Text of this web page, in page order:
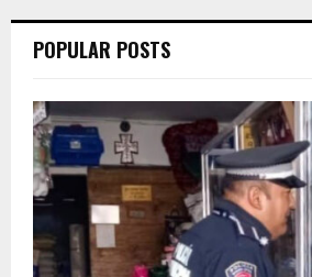
POPULAR POSTS